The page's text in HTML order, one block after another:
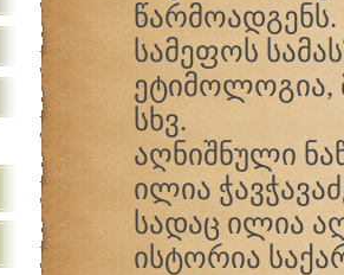
სამეფოს
ეტიმოლოგია,
სხვ.
აღნიშნული
ილია
სადაც ილია
ისტორია